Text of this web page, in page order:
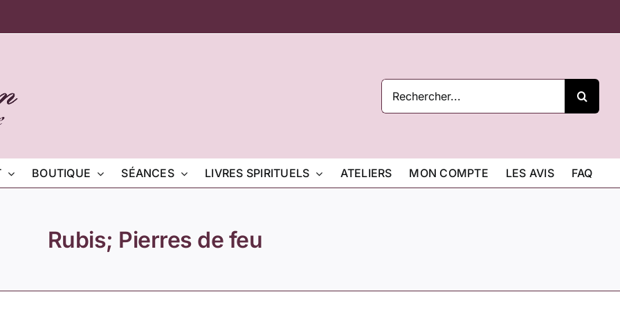
Rechercher:
BOUTIQUE SÉANCES LIVRES SPIRITUELS ATELIERS MON COMPTE LES AVIS FAQ
Rubis; Pierres de feu